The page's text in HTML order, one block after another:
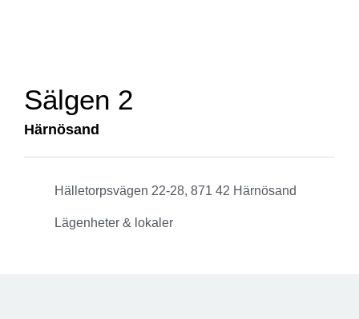
Sälgen 2
Härnösand
Hälletorpsvägen 22-28, 871 42 Härnösand
Lägenheter & lokaler